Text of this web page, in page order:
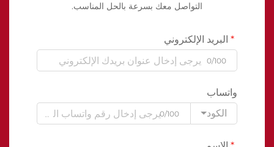
التواصل معك بسرعة بالحل المناسب.
البريد الإلكتروني
0/100
واتساب
الكود
0/100